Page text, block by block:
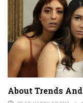
About Trends